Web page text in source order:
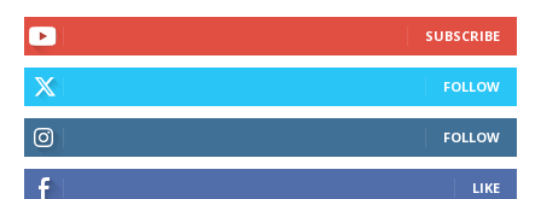
SUBSCRIBE
FOLLOW
FOLLOW
LIKE